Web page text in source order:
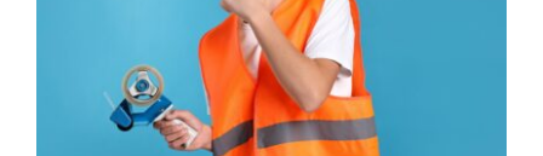
möglich